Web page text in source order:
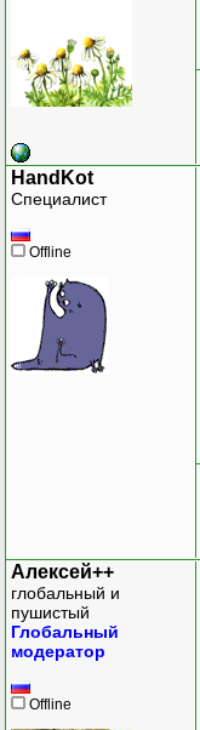
HandKot
Специалист
Offline
Алексей++
глобальный и
пушистый
Глобальный
модератор
Offline